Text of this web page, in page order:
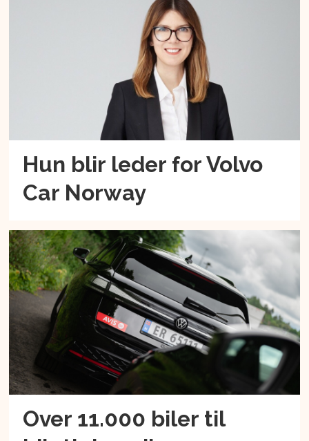
Hun blir leder for Volvo
Car Norway
Over 11.000 biler til